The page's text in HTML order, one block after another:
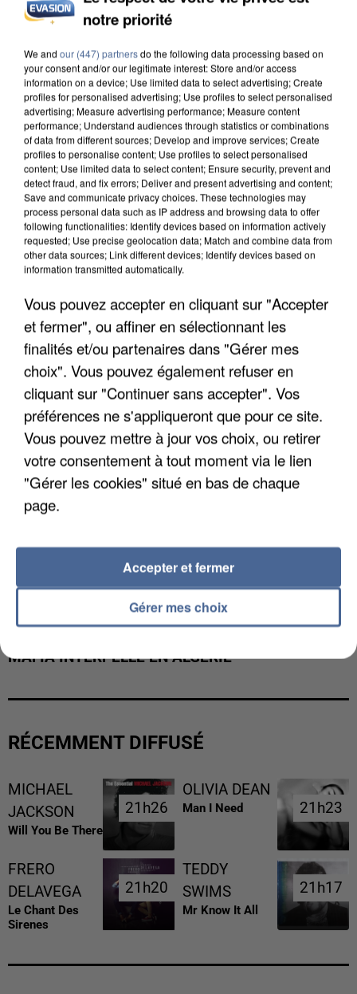
INCENDIES : L’ÎLE-DE-FRANCE LANCE UN ÉLAN
APRÈS TOUTES CES CANICULES, LES REFUGES
DE FAUNE SAUVAGE SONT...
MAFIA INTERPELLÉ EN ALGÉRIE
RÉCEMMENT DIFFUSÉ
MICHAEL
JACKSON
Will You Be There
21h26
21h26
OLIVIA DEAN
Man I Need 21h23
21h23
FRERO
DELAVEGA
Le Chant Des
Sirenes
21h20
21h20
TEDDY
SWIMS
Mr Know It All
21h17
21h17
notre priorité
We and our (447) partnersdo the following data processing based on
your consent and/or our legitimate interest: Store and/or access
information on a device; Use limited data to select advertising; Create
profiles for personalised advertising; Use profiles to select personalised
advertising; Measure advertising performance; Measure content
performance; Understand audiences through statistics or combinations
of data from different sources; Develop and improve services; Create
profiles to personalise content; Use profiles to select personalised
content; Use limited data to select content; Ensure security, prevent and
detect fraud, and fix errors; Deliver and present advertising and content;
Save and communicate privacy choices. These technologies may
process personal data such as IP address and browsing data to offer
following functionalities: Identify devices based on information actively
requested; Use precise geolocation data; Match and combine data from
other data sources; Link different devices; Identify devices based on
information transmitted automatically.
Vous pouvez accepter en cliquant sur "Accepter
et fermer", ou affiner en sélectionnant les
finalités et/ou partenaires dans "Gérer mes
choix". Vous pouvez également refuser en
cliquant sur "Continuer sans accepter". Vos
préférences ne s'appliqueront que pour ce site.
Vous pouvez mettre à jour vos choix, ou retirer
votre consentement à tout moment via le lien
"Gérer les cookies" situé en bas de chaque
page.
Gérer mes choix
Accepter et fermer